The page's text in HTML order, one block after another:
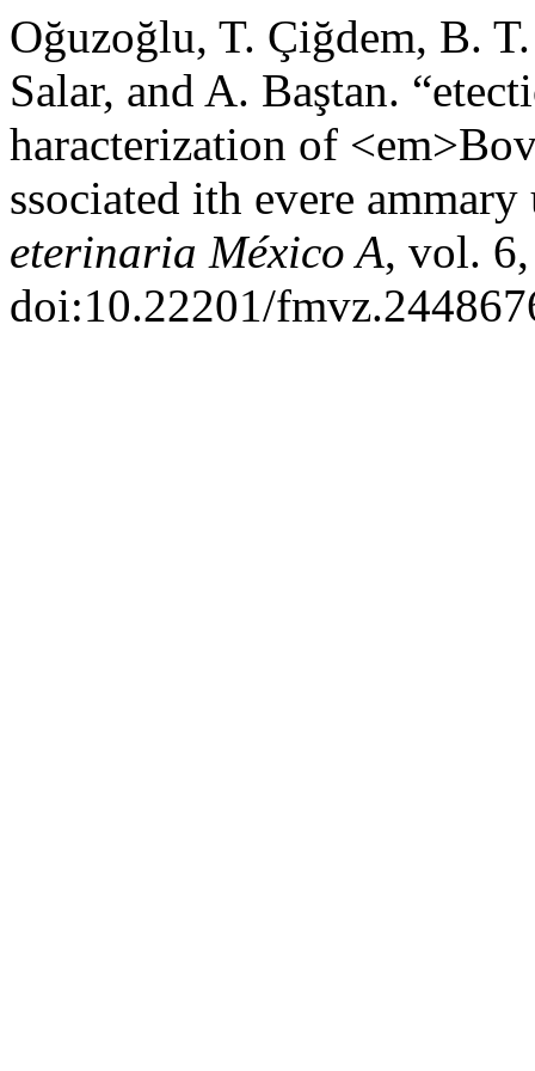
Oğuzoğlu, T. Çiğdem, B.
Salar, and A. Baştan.
haracterization of
ssociated ith evere
eterinaria México A, vol.
doi:10.22201/